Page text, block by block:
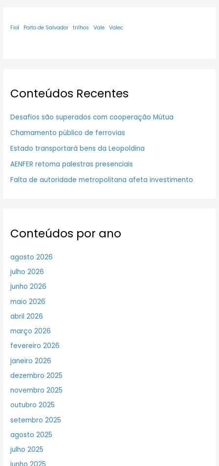
Fiol Porto de Salvador trilhos Vale Valec
Conteúdos Recentes
Desafios são superados com cooperação Mútua
Chamamento público de ferrovias
Estado transportará bens da Leopoldina
AENFER retoma palestras presenciais
Falta de autoridade metropolitana afeta investimento
Conteúdos por ano
agosto 2026
julho 2026
junho 2026
maio 2026
abril 2026
março 2026
fevereiro 2026
janeiro 2026
dezembro 2025
novembro 2025
outubro 2025
setembro 2025
agosto 2025
julho 2025